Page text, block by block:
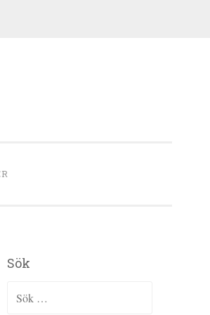
Sök
Sök efter: